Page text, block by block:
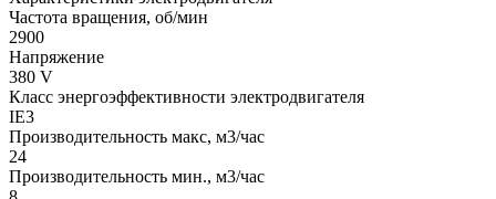
Частота вращения, об/мин
2900
Напряжение
380 V
Класс энергоэффективности электродвигателя
IE3
Производительность макс, м3/час
24
Производительность мин., м3/час